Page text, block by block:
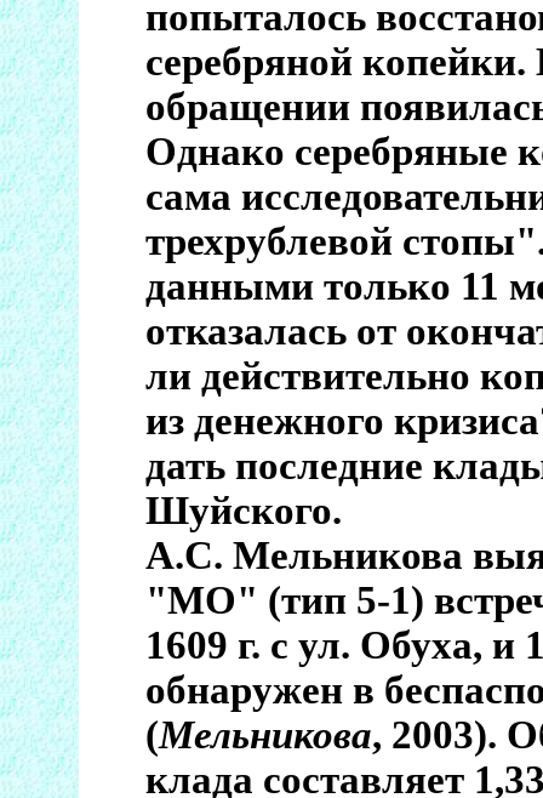
попыталось
серебряной копейки.
обращении
Однако серебряные
сама
трехрублевой
данными только 11
отказалась от
ли действительно
из денежного
дать последние
Шуйского.
А.С. Мельникова
"МО" (тип 5-1)
1609 г. с ул. Обуха, и
обнаружен в
(Мельникова, 2003).
клада составляет